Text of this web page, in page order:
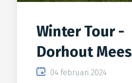
Winter Tour -
Dorhout Mees
04 februari 2024